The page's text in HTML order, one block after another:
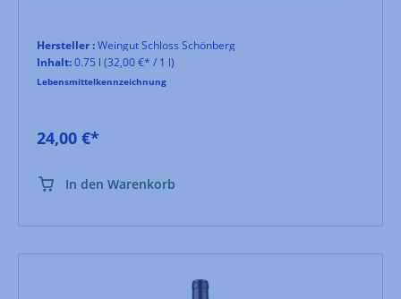
Hersteller :Weingut Schloss Schönberg
Inhalt:0.75 l (32,00 €* / 1 l)
Lebensmittelkennzeichnung
24,00 €*
In den Warenkorb